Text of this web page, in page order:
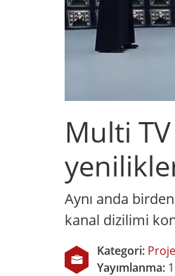
Multi
Aynı anda
kanal dizilimi
Kategori:
Yayımlanma: